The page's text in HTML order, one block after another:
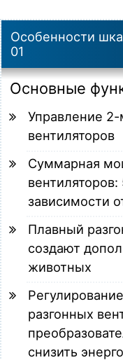
Особенности
01
Основные
Управление
вентиляторов
Суммарная
вентиляторов:
зависимости
Плавный
создают
животных
разгонных
снизить